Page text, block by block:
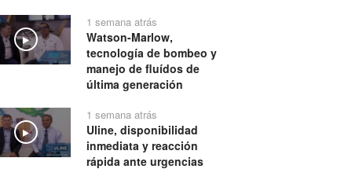
Play
1 semana atrás
Watson-Marlow,
tecnología de bombeo y
manejo de fluídos de
última generación
Play
1 semana atrás
Uline, disponibilidad
inmediata y reacción
rápida ante urgencias